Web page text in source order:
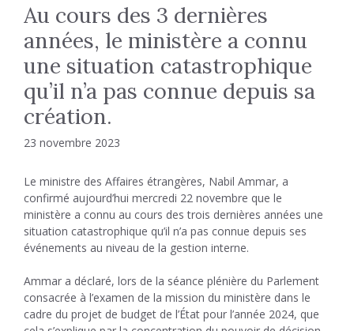
Au cours des 3 dernières
années, le ministère a connu
une situation catastrophique
qu’il n’a pas connue depuis sa
création.
23 novembre 2023
Le ministre des Affaires étrangères, Nabil Ammar, a
confirmé aujourd’hui mercredi 22 novembre que le
ministère a connu au cours des trois dernières années une
situation catastrophique qu’il n’a pas connue depuis ses
événements au niveau de la gestion interne.
Ammar a déclaré, lors de la séance plénière du Parlement
consacrée à l’examen de la mission du ministère dans le
cadre du projet de budget de l’État pour l’année 2024, que